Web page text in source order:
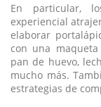
En particular,
experiencial
elaborar
con una
pan de huevo,
mucho más.
estrategias de